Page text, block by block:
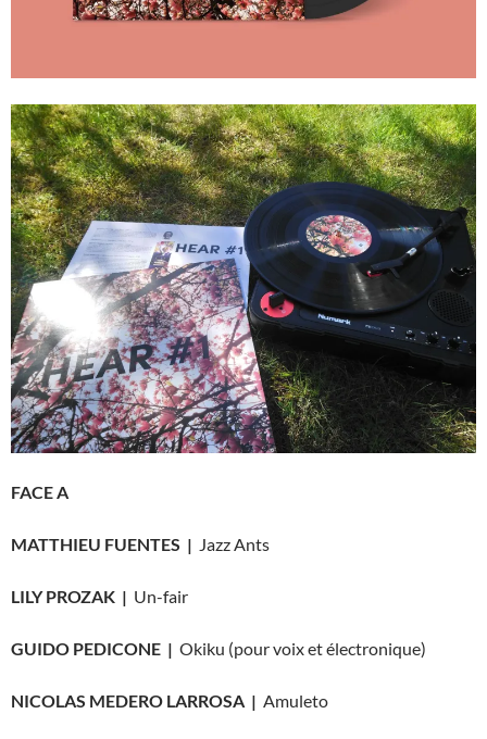
FACE A
MATTHIEU FUENTES | Jazz Ants
LILY PROZAK | Un-fair
GUIDO PEDICONE | Okiku (pour voix et électronique)
NICOLAS MEDERO LARROSA | Amuleto